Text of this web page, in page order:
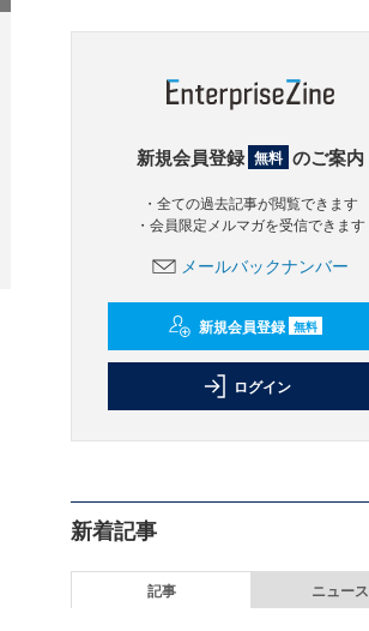
新規会員登録 無料 のご案内
・全ての過去記事が閲覧できます
・会員限定メルマガを受信できます
メールバックナンバー
新規会員登録 無料
ログイン
新着記事
記事 ニュース